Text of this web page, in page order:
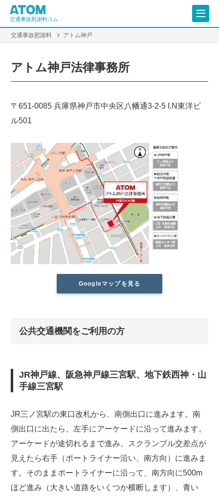
交通事故慰謝料コム
交通事故慰謝料 アトム神戸
アトム神戸法律事務所
〒651-0085 兵庫県神戸市中央区八幡通3-2-5 I.N東洋ビ
ル501
Googleマップを見る
公共交通機関をご利用の方
JR神戸線、阪急神戸線三宮駅、地下鉄西神・山
手線三宮駅
JR三ノ宮駅の東口改札から、南側出口に進みます。南
側出口に出たら、左手にアーケードに沿って進みます。
アーケードが途切れるまで進み、スクランブル交差点が
見えたら右手（ポートライナー沿い、南方向）に進みま
す。そのままポートライナーに沿って、南方向に500m
ほど進み（大きい道路をいくつか横断します）、青い